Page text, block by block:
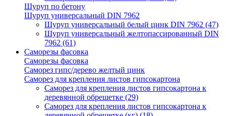
Шуруп по бетону
Шуруп универсальный DIN 7962
Шуруп универсальный белый цинк DIN 7962 (47)
Шуруп универсальный желтопассированный DIN
7962 (61)
Саморезы фасовка
Саморезы фасовка
Саморез гипс/дерево желтый цинк
Саморез для крепления листов гипсокартона
Саморез для крепления листов гипсокартона к
деревянной обрешетке (29)
Саморез для крепления листов гипсокартона к